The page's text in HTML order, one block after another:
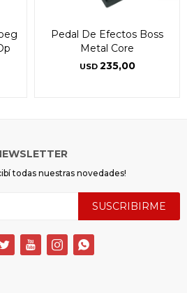
Pedal De Efectos Boss
Metal Core
USD 235,00
todas nuestras novedades!
SUSCRIBIRME
   